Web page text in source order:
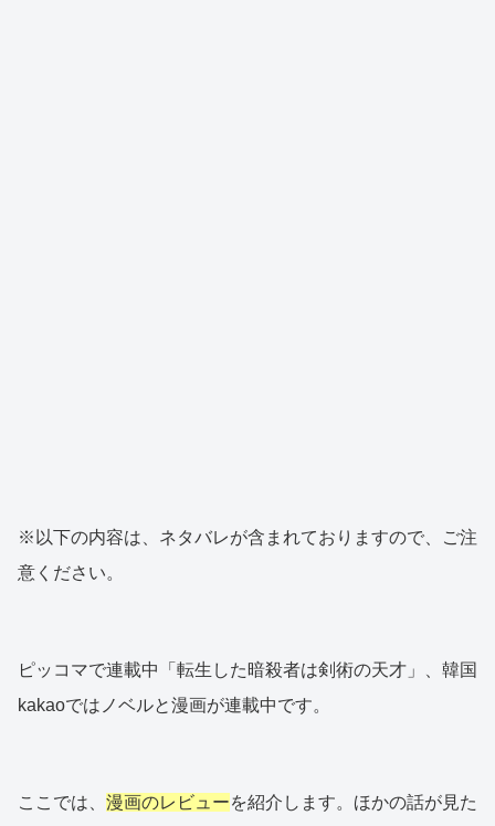
※以下の内容は、ネタバレが含まれておりますので、ご注
意ください。
ピッコマで連載中「転生した暗殺者は剣術の天才」、韓国
kakaoではノベルと漫画が連載中です。
ここでは、 漫画のレビューを紹介します。ほかの話が見た